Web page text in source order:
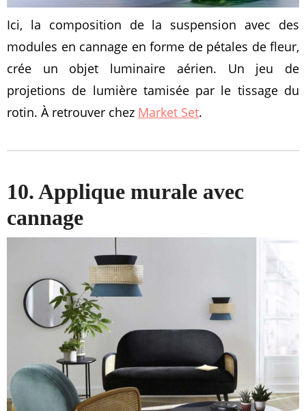
Ici, la composition de la suspension avec des
modules en cannage en forme de pétales de fleur,
crée un objet luminaire aérien. Un jeu de
projetions de lumière tamisée par le tissage du
rotin. À retrouver chez Market Set.
10. Applique murale avec
cannage